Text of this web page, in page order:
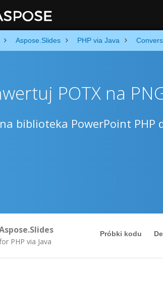
Aspose.Slides PHP via Java
POTX na
biblioteka PowerPoint PHP
PHP via Java
Próbki kodu